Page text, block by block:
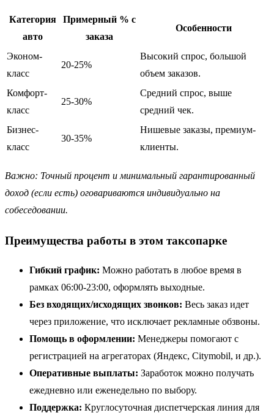
Категория
авто
Примерный % с
заказа
Особенности
Эконом-
класс
20-25%
Высокий спрос, большой
объем заказов.
Комфорт-
класс
25-30%
Средний спрос, выше
средний чек.
Бизнес-
класс
30-35%
Нишевые заказы, премиум-
клиенты.
Важно: Точный процент и минимальный гарантированный
доход (если есть) оговариваются индивидуально на
собеседовании.
Преимущества работы в этом таксопарке
Гибкий график: Можно работать в любое время в
рамках 06:00-23:00, оформлять выходные.
Без входящих/исходящих звонков: Весь заказ идет
через приложение, что исключает рекламные обзвоны.
Помощь в оформлении: Менеджеры помогают с
регистрацией на агрегаторах (Яндекс, Citymobil, и др.).
Оперативные выплаты: Заработок можно получать
ежедневно или еженедельно по выбору.
Поддержка: Круглосуточная диспетчерская линия для